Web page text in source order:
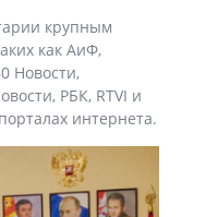
крупным
как АиФ,
Новости,
РБК, RTVI и
интернета.